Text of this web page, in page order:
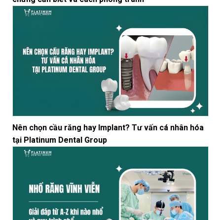
Nên chọn cầu răng hay Implant? Tư vấn cá nhân hóa
tại Platinum Dental Group